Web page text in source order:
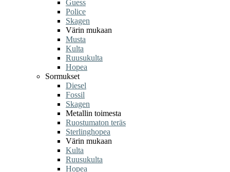
Guess
Police
Skagen
Värin mukaan
Musta
Kulta
Ruusukulta
Hopea
Sormukset
Diesel
Fossil
Skagen
Metallin toimesta
Ruostumaton teräs
Sterlinghopea
Värin mukaan
Kulta
Ruusukulta
Hopea